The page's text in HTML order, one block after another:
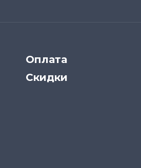
Оплата
Скидки